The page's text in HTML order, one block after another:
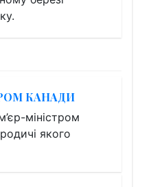
КАНАДИ
міністром
якого